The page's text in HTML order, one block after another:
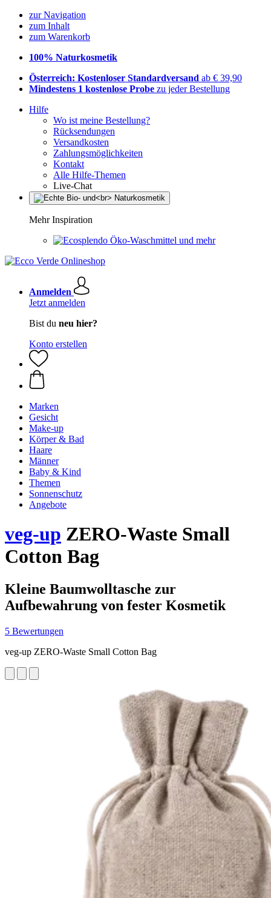
zur Navigation
zum Inhalt
zum Warenkorb
100% Naturkosmetik
Österreich: Kostenloser Standardversand ab € 39,90
Mindestens 1 kostenlose Probe zu jeder Bestellung
Hilfe
Wo ist meine Bestellung?
Rücksendungen
Versandkosten
Zahlungsmöglichkeiten
Kontakt
Alle Hilfe-Themen
Live-Chat
Mehr Inspiration
Öko-Waschmittel und mehr
Anmelden
Jetzt anmelden
Bist du neu hier?
Konto erstellen
Marken
Gesicht
Make-up
Körper & Bad
Haare
Männer
Baby & Kind
Themen
Sonnenschutz
Angebote
veg-up ZERO-Waste Small
Cotton Bag
Kleine Baumwolltasche zur
Aufbewahrung von fester Kosmetik
5 Bewertungen
veg-up ZERO-Waste Small Cotton Bag